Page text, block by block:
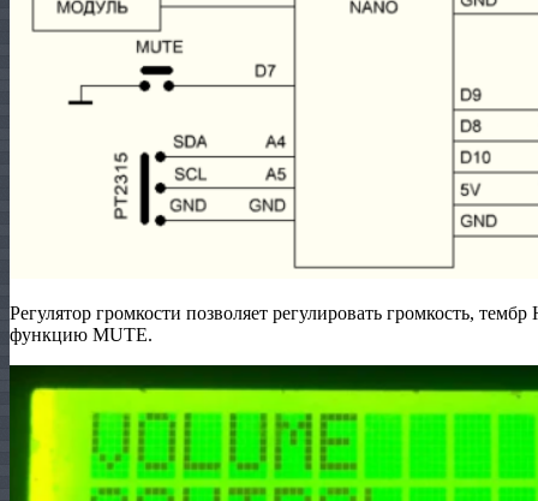
Регулятор громкости позволяет регулировать громкость,
функцию MUTE.